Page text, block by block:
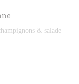
& salade